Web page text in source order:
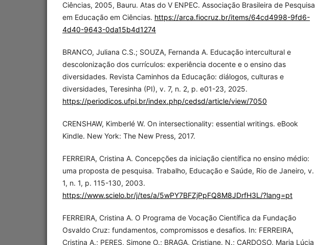
Ciências, 2005, Bauru. Atas do V ENPEC. Associação Brasileira de Pesquisa
em Educação em Ciências. https://arca.fiocruz.br/items/64cd4998-9fd6-
4d40-9643-0da15b4d1274
BRANCO, Juliana C.S.; SOUZA, Fernanda A. Educação intercultural e
descolonização dos currículos: experiência docente e o ensino das
diversidades. Revista Caminhos da Educação: diálogos, culturas e
diversidades, Teresinha (PI), v. 7, n. 2, p. e01-23, 2025.
https://periodicos.ufpi.br/index.php/cedsd/article/view/7050
CRENSHAW, Kimberlé W. On intersectionality: essential writings. eBook
Kindle. New York: The New Press, 2017.
FERREIRA, Cristina A. Concepções da iniciação científica no ensino médio:
uma proposta de pesquisa. Trabalho, Educação e Saúde, Rio de Janeiro, v.
1, n. 1, p. 115-130, 2003.
https://www.scielo.br/j/tes/a/5wPY7BFZjPpFQ8M8JDrfH3L/?lang=pt
FERREIRA, Cristina A. O Programa de Vocação Científica da Fundação
Osvaldo Cruz: fundamentos, compromissos e desafios. In: FERREIRA,
Cristina A.; PERES, Simone O.; BRAGA, Cristiane. N.; CARDOSO, Maria Lúcia